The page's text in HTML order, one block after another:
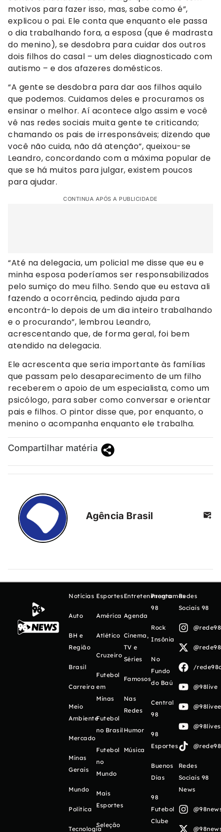
motivos para fazer isso, mas, sabe como é”,
explicou o pai. Ele conta que enquanto ele passa
o dia trabalhando fora, a esposa (que é madrasta
do menino), se desdobra para cuidar dos outros
dois filhos do casal – um deles diagnosticado com
autismo – e dos afazeres domésticos.
“A gente se desdobra para dar aos filhos aquilo
que podemos. Cuidamos deles e procuramos os
ensinar o melhor. Aí acontece algo assim e você
vê nas redes sociais muita gente te criticando;
chamando os pais de irresponsáveis; dizendo que
você não cuida, não dá atenção”, queixou-se
Leandro, concordando com a máxima popular de
que se há muitos para julgar, existem poucos
para ajudar.
CONTINUA APÓS A PUBLICIDADE
“Até na delegacia, um policial me disse que eu e
minha esposa poderíamos ser responsabilizados
pelo sumiço do meu filho. Sendo que eu estava ali
fazendo a ocorrência, pedindo ajuda para
encontrá-lo depois de um dia inteiro trabalhando
e o procurando”, lembrou Leandro,
acrescentando que, de forma geral, foi bem
atendido na delegacia.
Ele acrescenta que seria importante às famílias
que passam pelo desaparecimento de um filho
receberem o apoio de um especialista, como um
psicólogo, para saber como conversar e orientar
pais e filhos. O pintor disse que, por enquanto, o
menino o acompanha enquanto ele trabalha.
Compartilhar matéria
Agência Brasil
Notícias
Auto
BH e
Região
Brasil
Carreira
Meio
Ambiente
Mercado
Minas
Gerais
Mundo
Política
Tecnologia
Esportes
América
Atlético
Cruzeiro
Futebol
em
Minas
Futebol
no Brasil
Futebol
no
Mundo
Mais
Esportes
Seleção
Entretenimento
Agenda
Cinema,
TV e
Séries
Famosos
Nas
Redes
Humor
Música
Programas
98
Rock
Insônia
No
Fundo
do Baú
Central
98
98
Esportes
Buenos
Días
98
Futebol
Clube
Redes
Sociais 98
/
@98live
Redes
Sociais 98
News